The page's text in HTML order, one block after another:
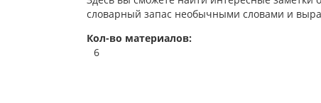
словарный запас необычными словами и
Кол-во материалов:
6